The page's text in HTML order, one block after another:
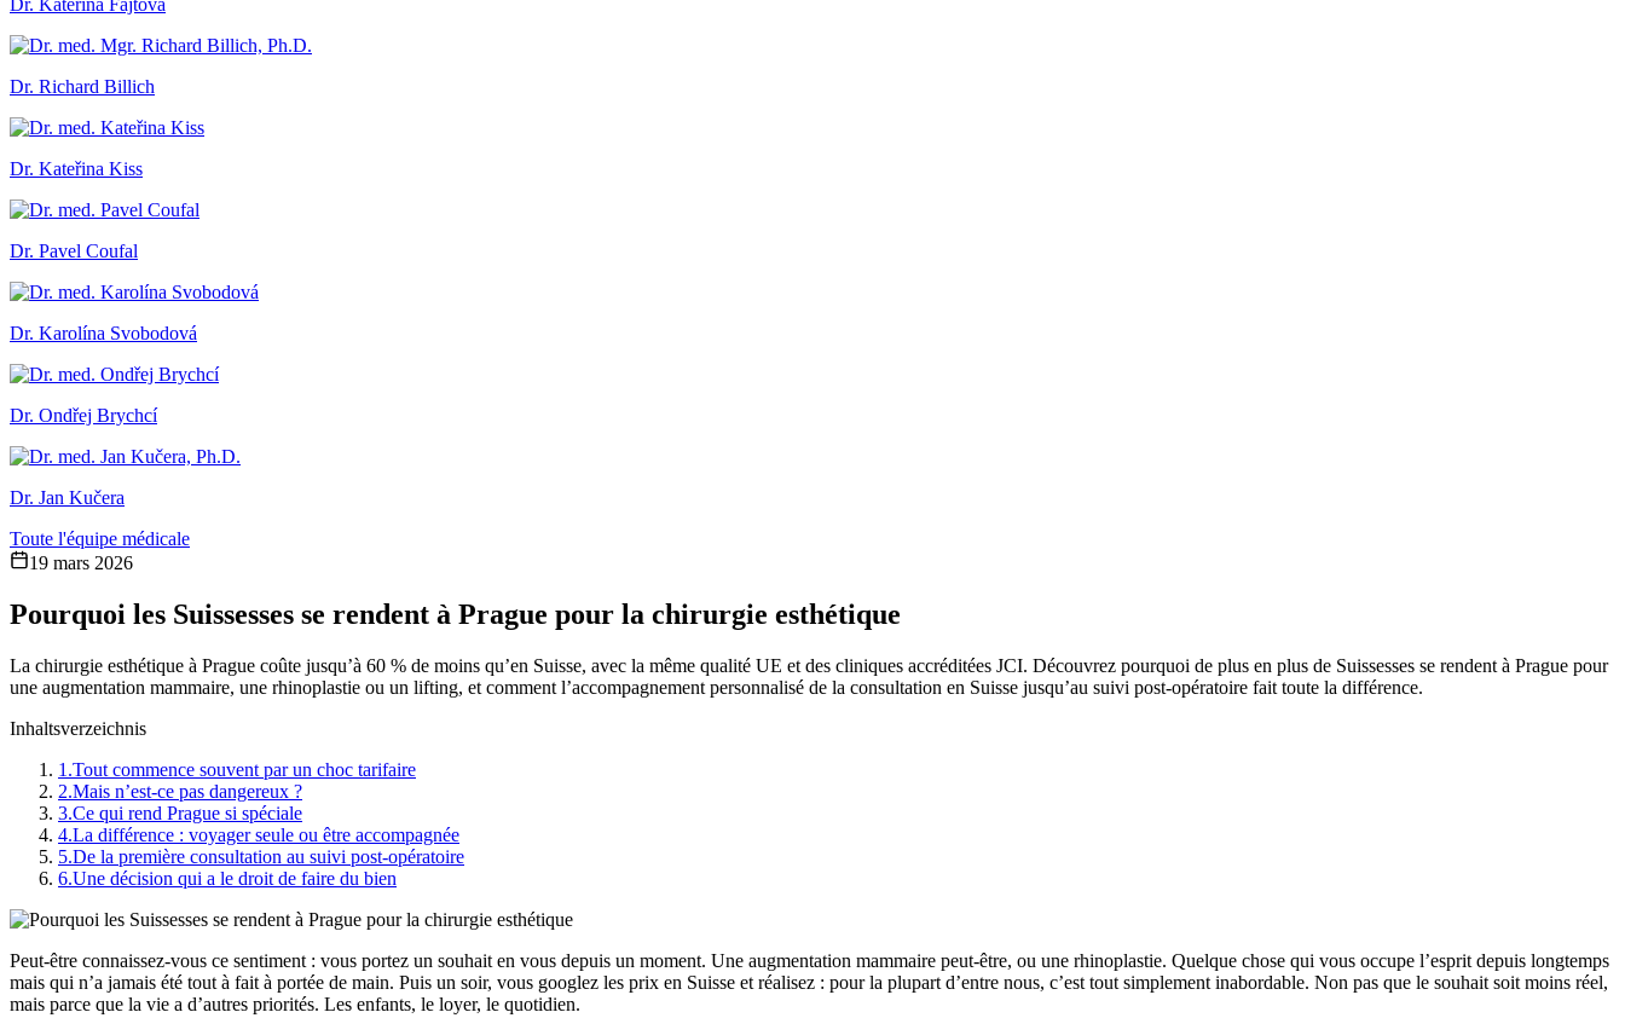
Dr. Richard Billich
Dr. Kateřina Kiss
Dr. Pavel Coufal
Dr. Karolína Svobodová
Dr. Ondřej Brychcí
Dr. Jan Kučera
Toute l'équipe médicale
19 mars 2026
Pourquoi les Suissesses se rendent à Prague pour la chirurgie esthétique
La chirurgie esthétique à Prague coûte jusqu’à 60 % de moins qu’en Suisse, avec la même qualité UE et des cliniques accréditées JCI. Découvrez pourquoi de plus en plus de Suissesses se rendent à Prague pour
une augmentation mammaire, une rhinoplastie ou un lifting, et comment l’accompagnement personnalisé de la consultation en Suisse jusqu’au suivi post-opératoire fait toute la différence.
Inhaltsverzeichnis
1.Tout commence souvent par un choc tarifaire
2.Mais n’est-ce pas dangereux ?
3.Ce qui rend Prague si spéciale
4.La différence : voyager seule ou être accompagnée
5.De la première consultation au suivi post-opératoire
6.Une décision qui a le droit de faire du bien
Peut-être connaissez-vous ce sentiment : vous portez un souhait en vous depuis un moment. Une augmentation mammaire peut-être, ou une rhinoplastie. Quelque chose qui vous occupe l’esprit depuis longtemps
mais qui n’a jamais été tout à fait à portée de main. Puis un soir, vous googlez les prix en Suisse et réalisez : pour la plupart d’entre nous, c’est tout simplement inabordable. Non pas que le souhait soit moins réel,
mais parce que la vie a d’autres priorités. Les enfants, le loyer, le quotidien.